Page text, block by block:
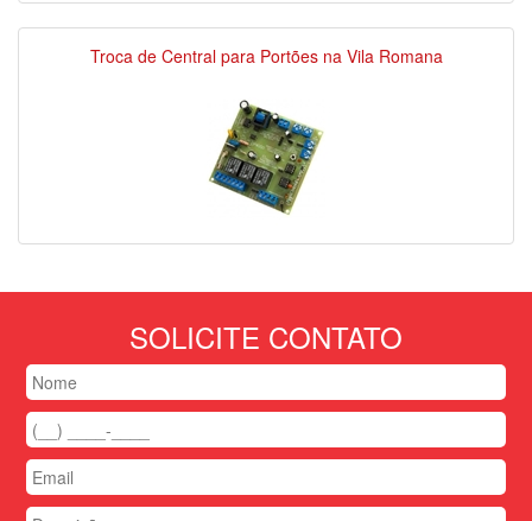
Troca de Central para Portões na Vila Romana
SOLICITE CONTATO